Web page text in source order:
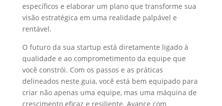
específicos e elaborar um plano que transforme sua
visão estratégica em uma realidade palpável e
rentável.
O futuro da sua startup está diretamente ligado à
qualidade e ao comprometimento da equipe que
você constrói. Com os passos e as práticas
delineados neste guia, você está bem equipado para
criar não apenas uma equipe, mas uma máquina de
crescimento eficaz e resiliente. Avance com